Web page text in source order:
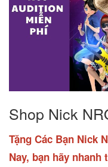
Shop Nick
Tặng Các Bạn Nick
Nay, bạn hãy nhanh